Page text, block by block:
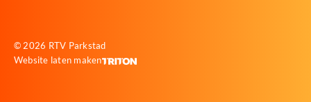
© 2026 RTV Parkstad
Website laten maken